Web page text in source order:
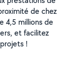
de chez
4,5 millions de
et facilitez
!